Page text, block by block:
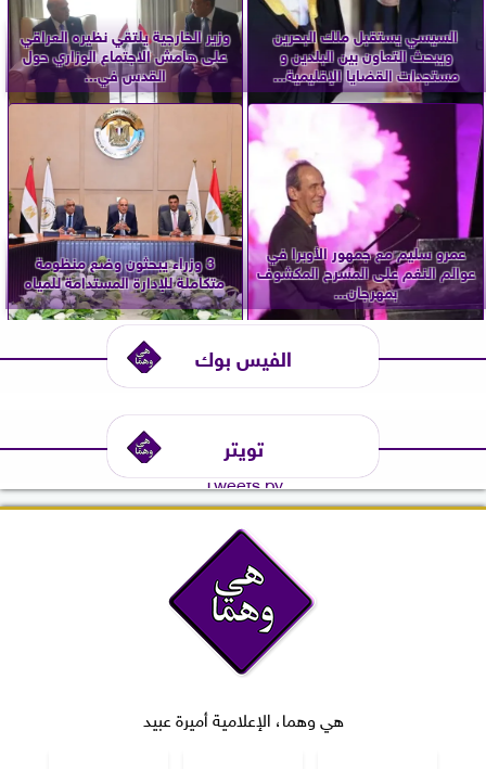
السيسي يستقبل ملك البحرين
ويبحث التعاون بين البلدين و
مستجدات القضايا الإقليمية...
وزير الخارجية يلتقي نظيره العراقي
على هامش الاجتماع الوزاري حول
القدس في...
عمرو سليم مع جمهور الأوبرا في
عوالم النغم على المسرح المكشوف
بمهرجان...
3 وزراء يبحثون وضع منظومة
متكاملة للإدارة المستدامة للمياه
الفيس بوك
تويتر
Tweets by
هي وهما، الإعلامية أميرة عبيد